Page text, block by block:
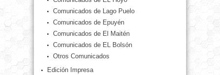
Comunicados de Lago Puelo
Comunicados de Epuyén
Comunicados de El Maitén
Comunicados de EL Bolsón
Otros Comunicados
Edición Impresa